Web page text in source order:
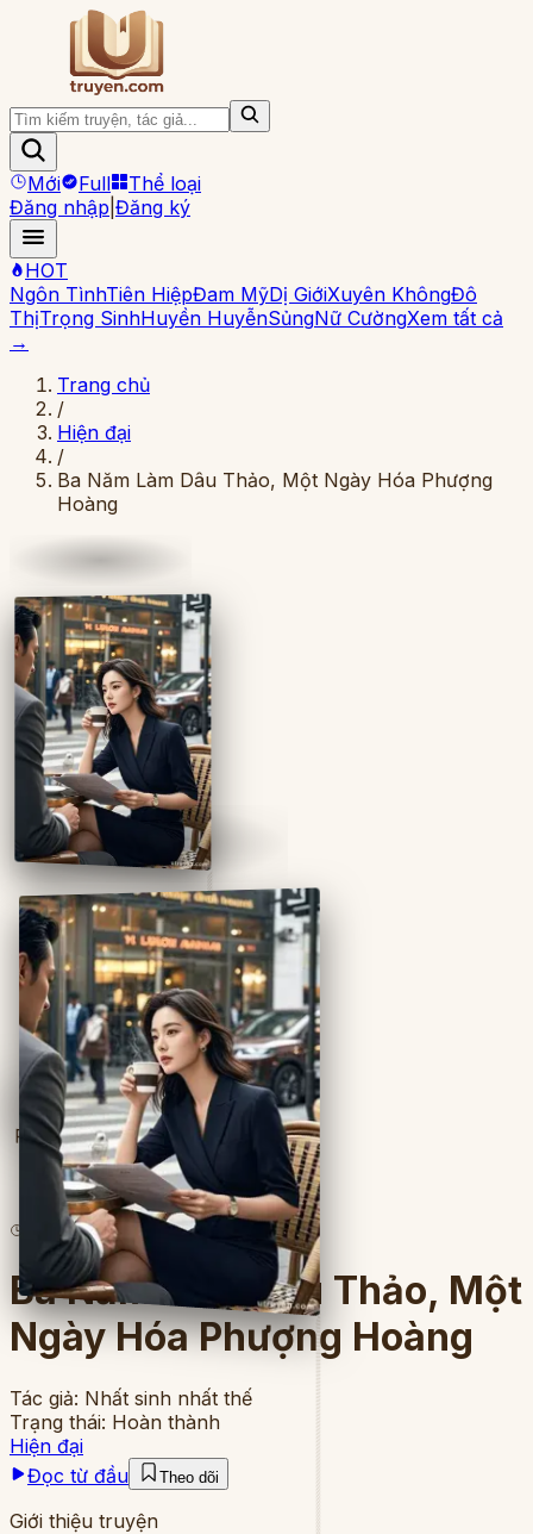
Mới Full
Thể loại
Đăng nhập Đăng ký
HOT
Ngôn TìnhTiên HiệpĐam MỹDị GiớiXuyên KhôngĐô
ThịTrọng SinhHuyền HuyễnSủngNữ CườngXem tất cả
→
Trang chủ
/
Hiện đại
/
Ba Năm Làm Dâu Thảo, Một Ngày Hóa Phượng
Hoàng
Full
lượt đọc· 8 chương
Ba Năm Làm Dâu Thảo, Một
Ngày Hóa Phượng Hoàng
Tác giả: Nhất sinh nhất thế
Trạng thái: Hoàn thành
Hiện đại
Đọc từ đầu
Theo dõi
Giới thiệu truyện